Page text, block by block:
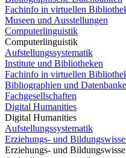
Fachinfo in virtuellen
Museen und Ausstellungen
Computerlinguistik
Computerlinguistik
Aufstellungssystematik
Institute und Bibliotheken
Fachinfo in virtuellen
Bibliographien und
Fachgesellschaften
Digital Humanities
Digital Humanities
Aufstellungssystematik
Erziehungs- und
Erziehungs- und